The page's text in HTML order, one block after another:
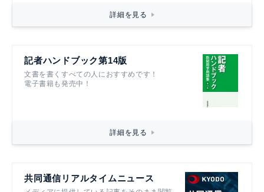
詳細を見る
記者ハンドブック第14版
文書を書くすべての人におすすめです！
電子書籍も発売中！
詳細を見る
共同通信リアルタイムニュース